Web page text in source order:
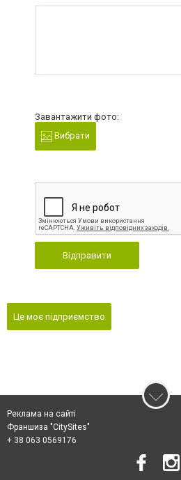
Завантажити фото:
Вибрати
Відправити
Це моє підприємство
Реклама на сайті
Франшиза "CitySites"
+ 38 063 0569176